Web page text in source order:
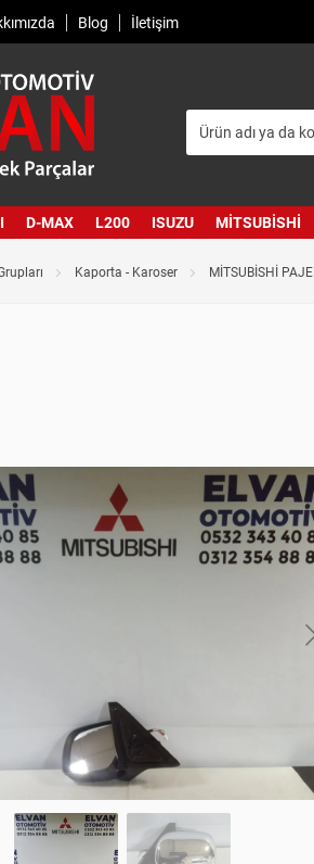
Blog İletişim
D-MAX L200 ISUZU MITSUBISHI
Kaporta - Karoser MİTSUBİSHİ